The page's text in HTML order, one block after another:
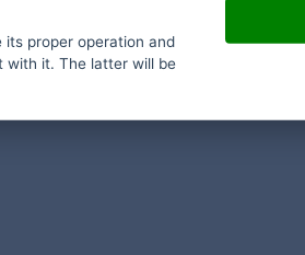
its proper operation and
with it. The latter will be